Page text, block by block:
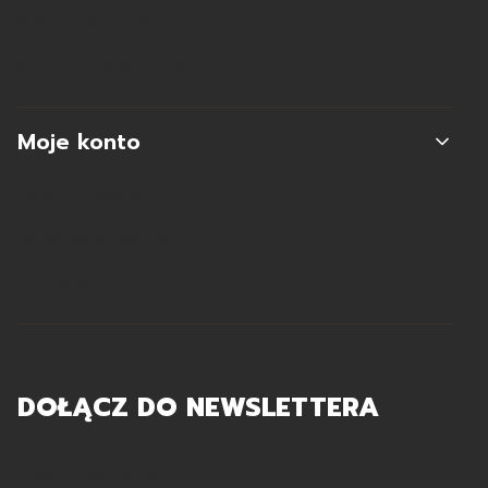
Moje konto
DOŁĄCZ DO NEWSLETTERA